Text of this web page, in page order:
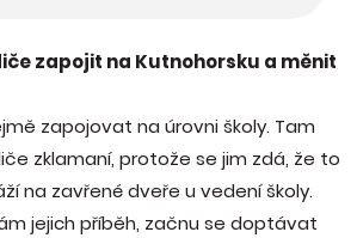
zapojit na Kutnohorsku a měnit
zapojovat na úrovni školy. Tam
zklamaní, protože se jim zdá, že to
na zavřené dveře u vedení školy.
jejich příběh, začnu se doptávat